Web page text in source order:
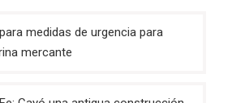
medidas de urgencia para
mercante